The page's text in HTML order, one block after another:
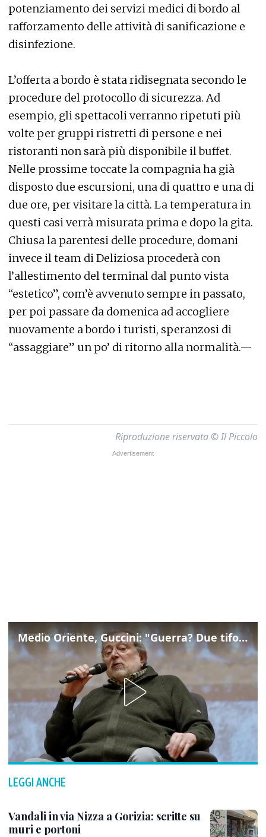
potenziamento dei servizi medici di bordo al
rafforzamento delle attività di sanificazione e
disinfezione.
L’offerta a bordo è stata ridisegnata secondo le
procedure del protocollo di sicurezza. Ad
esempio, gli spettacoli verranno ripetuti più
volte per gruppi ristretti di persone e nei
ristoranti non sarà più disponibile il buffet.
Nelle prossime toccate la compagnia ha già
disposto due escursioni, una di quattro e una di
due ore, per visitare la città. La temperatura in
questi casi verrà misurata prima e dopo la gita.
Chiusa la parentesi delle procedure, domani
invece il team di Deliziosa procederà con
l’allestimento del terminal dal punto vista
“estetico”, com’è avvenuto sempre in passato,
per poi passare da domenica ad accogliere
nuovamente a bordo i turisti, speranzosi di
“assaggiare” un po’ di ritorno alla normalità.—
Riproduzione riservata © Il Piccolo
Medio Oriente, Guccini: "Guerra? Due tifoserie che si urlano contro e dimenticano vittime"
LEGGI ANCHE
Vandali in via Nizza a Gorizia: scritte su
muri e portoni